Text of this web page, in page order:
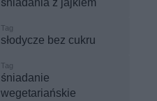
słodycze bez cukru
śniadanie
wegetariańskie